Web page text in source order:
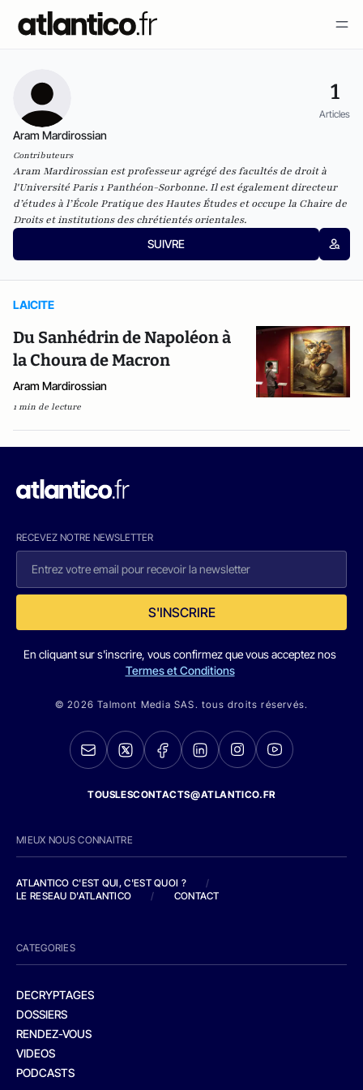
1
Articles
Aram Mardirossian
Contributeurs
Aram Mardirossian est professeur agrégé des facultés de droit à
l'Université Paris 1 Panthéon-Sorbonne. Il est également directeur
d’études à l’École Pratique des Hautes Études et occupe la Chaire de
Droits et institutions des chrétientés orientales.
SUIVRE
LAICITE
Du Sanhédrin de Napoléon à
la Choura de Macron
Aram Mardirossian
1 min de lecture
RECEVEZ NOTRE NEWSLETTER
S'INSCRIRE
En cliquant sur s'inscrire, vous confirmez que vous acceptez nos
Termes et Conditions
© 2026 Talmont Media SAS. tous droits réservés.
TOUSLESCONTACTS@ATLANTICO.FR
MIEUX NOUS CONNAITRE
ATLANTICO C'EST QUI, C'EST QUOI ?
/
LE RESEAU D'ATLANTICO
/ CONTACT
CATEGORIES
DECRYPTAGES
DOSSIERS
RENDEZ-VOUS
VIDEOS
PODCASTS